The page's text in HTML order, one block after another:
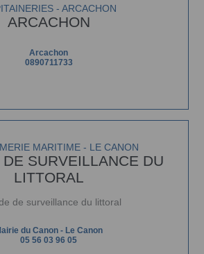
- ARCACHON
ARCACHON
Arcachon
0890711733
MARITIME - LE CANON
SURVEILLANCE DU
LITTORAL
de surveillance du littoral
du Canon - Le Canon
05 56 03 96 05